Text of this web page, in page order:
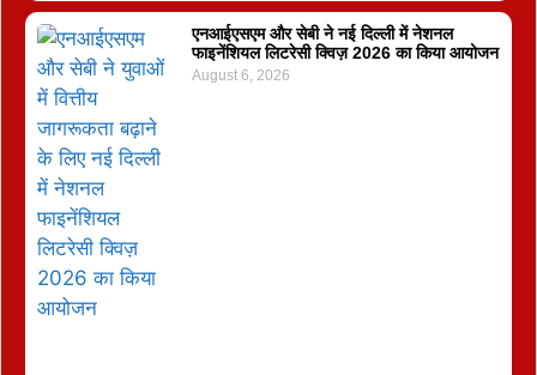
एनआईएसएम और सेबी ने नई दिल्ली में नेशनल
फाइनेंशियल लिटरेसी क्विज़ 2026 का किया आयोजन
August 6, 2026